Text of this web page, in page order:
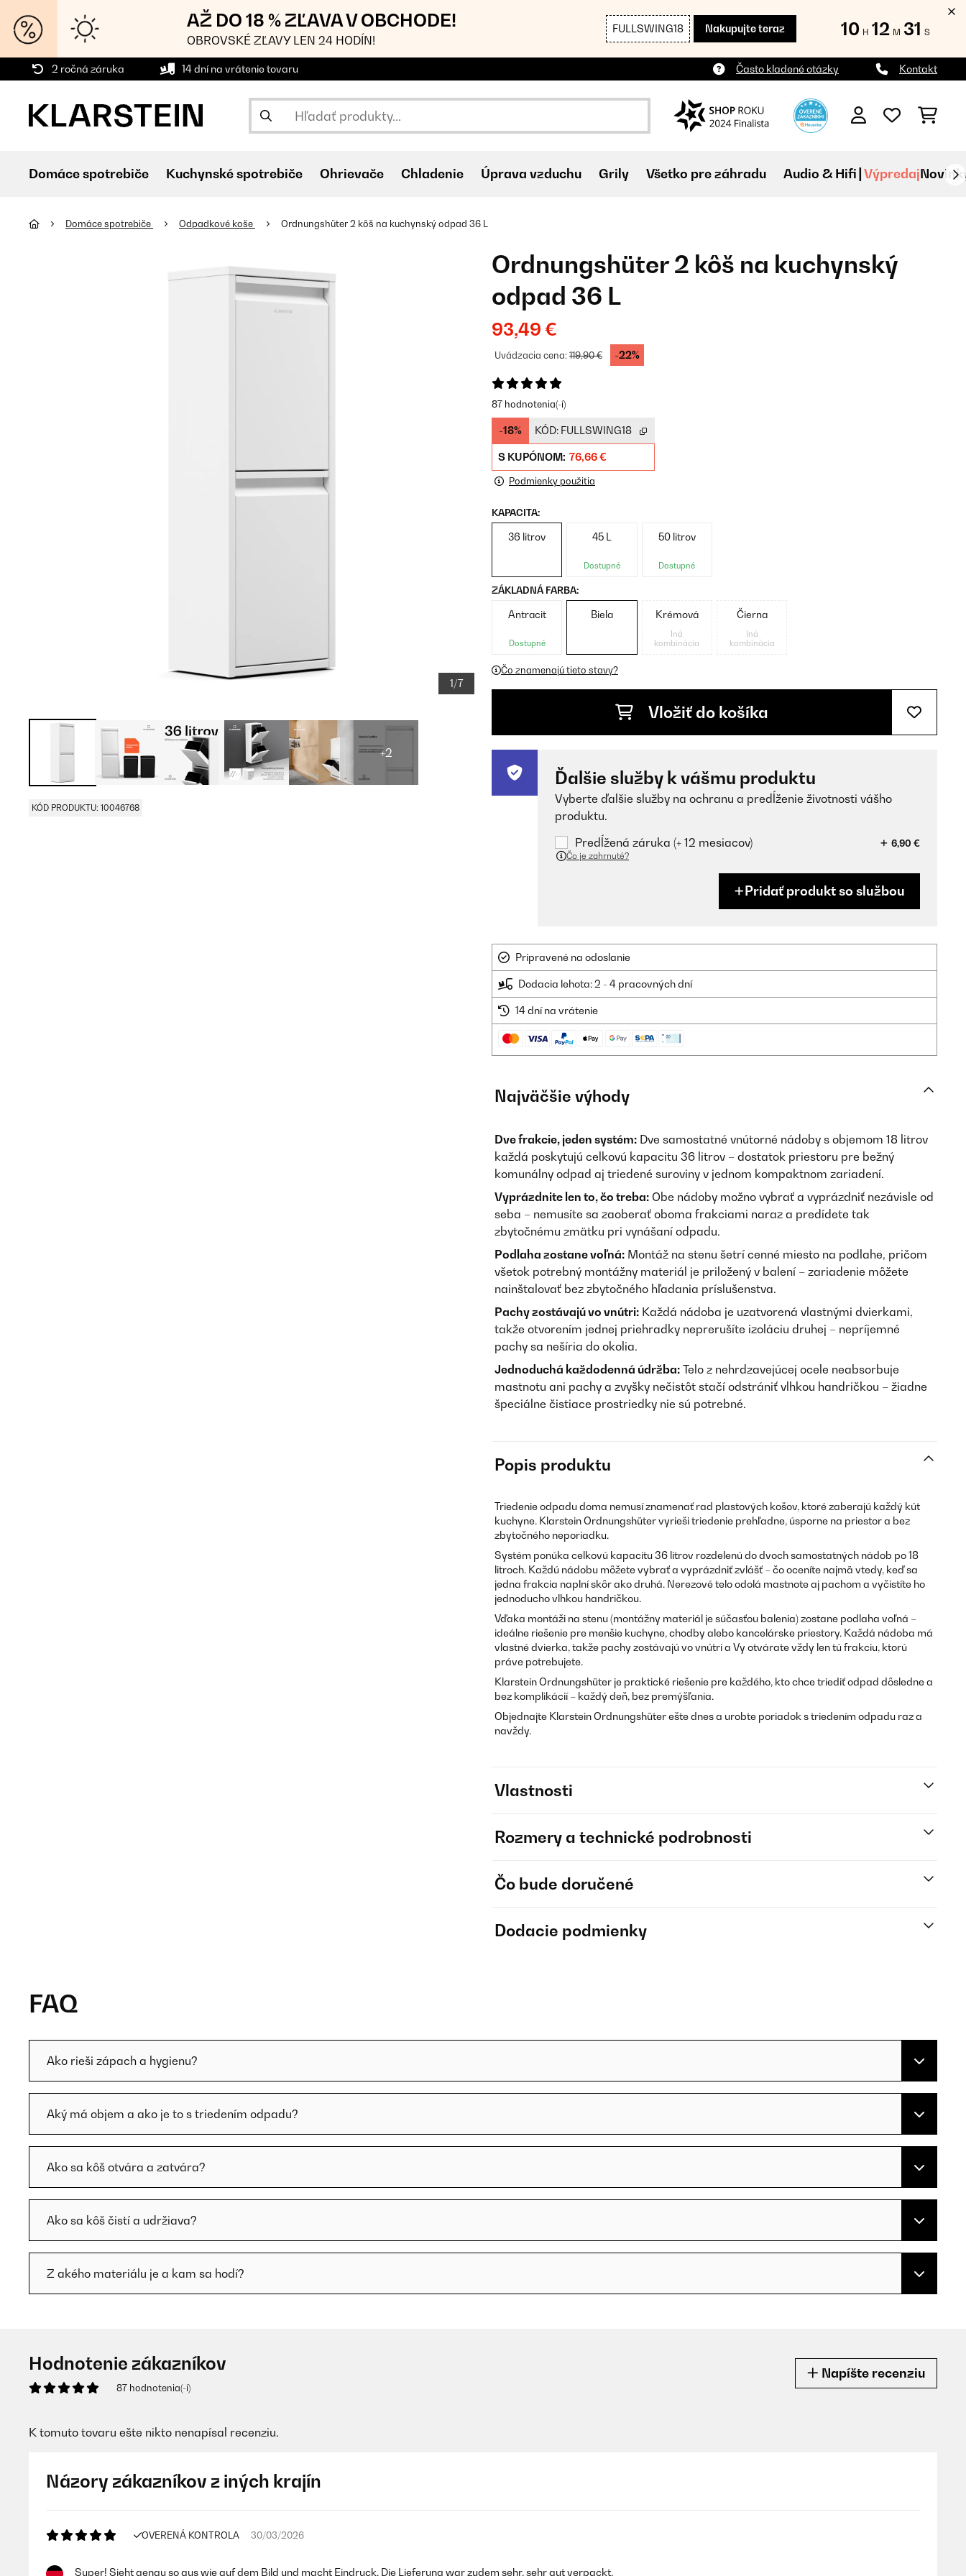
AŽ DO 18 % ZĽAVA V OBCHODE!
OBROVSKÉ ZĽAVY LEN 24 HODÍN!
FULLSWING18 Nakupujte teraz 10 H 12 M 30 S
2 ročná záruka 14 dní na vrátenie tovaru Často kladené otázky Kontakt
Domáce spotrebiče Kuchynské spotrebiče Ohrievače Chladenie Úprava vzduchu Grily Všetko pre záhradu Audio & Hifi Výpredaj
Domáce spotrebiče Odpadkové koše Ordnungshüter 2 kôš na kuchynský odpad 36 L
1/7
+2
KÓD PRODUKTU: 10046768
Ordnungshüter 2 kôš na kuchynský
odpad 36 L
93,49 €
Uvádzacia cena:119,90 € -22%
87 hodnotenia(-í)
-18% KÓD: FULLSWING18
S KUPÓNOM: 76,66 €
Podmienky použitia
KAPACITA:
36 litrov 45 L
Dostupné
50 litrov
Dostupné
ZÁKLADNÁ FARBA:
Antracit
Dostupné
Biela Krémová
Iná
kombinácia
Čierna
Iná
kombinácia
Čo znamenajú tieto stavy?
Vložiť do košíka
Ďalšie služby k vášmu produktu
Vyberte ďalšie služby na ochranu a predĺženie životnosti vášho
produktu.
Predĺžená záruka (+ 12 mesiacov)
6,90 €
Čo je zahrnuté?
Pridať produkt so službou
Pripravené na odoslanie
Dodacia lehota: 2 - 4 pracovných dní
14 dní na vrátenie
Najväčšie výhody
Dve frakcie, jeden systém: Dve samostatné vnútorné nádoby s objemom 18 litrov
každá poskytujú celkovú kapacitu 36 litrov – dostatok priestoru pre bežný
komunálny odpad aj triedené suroviny v jednom kompaktnom zariadení.
Vyprázdnite len to, čo treba: Obe nádoby možno vybrať a vyprázdniť nezávisle od
seba – nemusíte sa zaoberať oboma frakciami naraz a predídete tak
zbytočnému zmätku pri vynášaní odpadu.
Podlaha zostane voľná: Montáž na stenu šetrí cenné miesto na podlahe, pričom
všetok potrebný montážny materiál je priložený v balení – zariadenie môžete
nainštalovať bez zbytočného hľadania príslušenstva.
Pachy zostávajú vo vnútri: Každá nádoba je uzatvorená vlastnými dvierkami,
takže otvorením jednej priehradky neprerušíte izoláciu druhej – nepríjemné
pachy sa nešíria do okolia.
Jednoduchá každodenná údržba: Telo z nehrdzavejúcej ocele neabsorbuje
mastnotu ani pachy a zvyšky nečistôt stačí odstrániť vlhkou handričkou – žiadne
špeciálne čistiace prostriedky nie sú potrebné.
Popis produktu
Triedenie odpadu doma nemusí znamenať rad plastových košov, ktoré zaberajú každý kút
kuchyne. Klarstein Ordnungshüter vyrieši triedenie prehľadne, úsporne na priestor a bez
zbytočného neporiadku.
Systém ponúka celkovú kapacitu 36 litrov rozdelenú do dvoch samostatných nádob po 18
litroch. Každú nádobu môžete vybrať a vyprázdniť zvlášť – čo oceníte najmä vtedy, keď sa
jedna frakcia naplní skôr ako druhá. Nerezové telo odolá mastnote aj pachom a vyčistíte ho
jednoducho vlhkou handričkou.
Vďaka montáži na stenu (montážny materiál je súčasťou balenia) zostane podlaha voľná –
ideálne riešenie pre menšie kuchyne, chodby alebo kancelárske priestory. Každá nádoba má
vlastné dvierka, takže pachy zostávajú vo vnútri a Vy otvárate vždy len tú frakciu, ktorú
práve potrebujete.
Klarstein Ordnungshüter je praktické riešenie pre každého, kto chce triediť odpad dôsledne a
bez komplikácií – každý deň, bez premýšľania.
Objednajte Klarstein Ordnungshüter ešte dnes a urobte poriadok s triedením odpadu raz a
navždy.
Vlastnosti
Rozmery a technické podrobnosti
Čo bude doručené
Dodacie podmienky
FAQ
Ako rieši zápach a hygienu?
Aký má objem a ako je to s triedením odpadu?
Ako sa kôš otvára a zatvára?
Ako sa kôš čistí a udržiava?
Z akého materiálu je a kam sa hodí?
Hodnotenie zákazníkov
87 hodnotenia(-í)
Napíšte recenziu
K tomuto tovaru ešte nikto nenapísal recenziu.
Názory zákazníkov z iných krajín
OVERENÁ KONTROLA 30/03/2026
Super! Sieht genau so aus wie auf dem Bild und macht Eindruck. Die Lieferung war zudem sehr, sehr gut verpackt.